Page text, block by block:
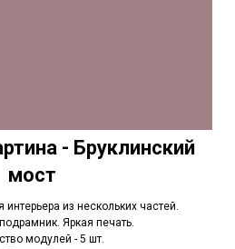
- Бруклинский
мост
из нескольких частей.
Яркая печать.
модулей - 5 шт.